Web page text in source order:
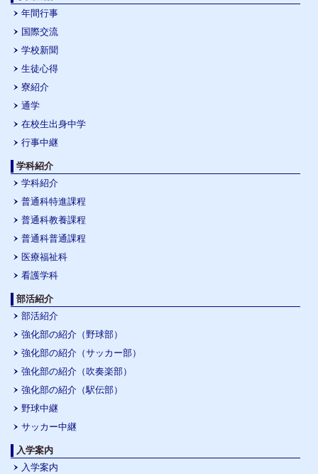
年間行事
国際交流
学校新聞
生徒心得
寮紹介
通学
在校生出身中学
行事中継
学科紹介
学科紹介
普通科特進課程
普通科教養課程
普通科普通課程
医療福祉科
看護学科
部活紹介
部活紹介
強化部の紹介（野球部）
強化部の紹介（サッカー部）
強化部の紹介（吹奏楽部）
強化部の紹介（駅伝部）
野球中継
サッカー中継
入学案内
入学案内